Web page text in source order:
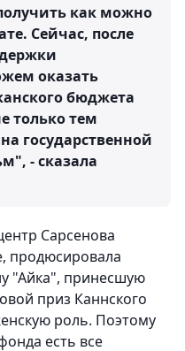
как можно
Сейчас, после
оказать
бюджета
только тем
государственной
- сказала
Сарсенова
продюсировала
"Айка", принесшую
приз Каннского
роль. Поэтому
есть все